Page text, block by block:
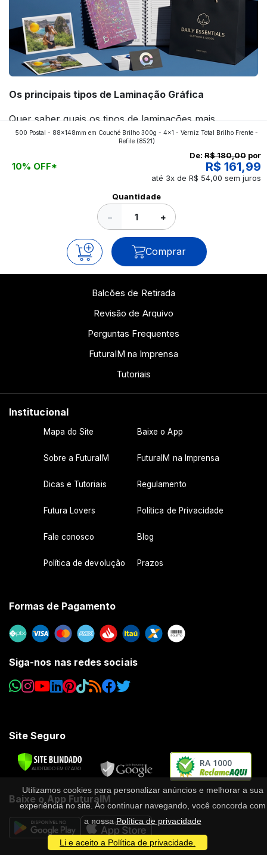
Os principais tipos de Laminação Gráfica
Quer saber quais os tipos de laminações mais
aplicados nos impressos da gráfica FuturaIM? Então,
continue a leitura que vamos revelar para você!
500 Postal - 88x148mm em Couché Brilho 300g - 4x1 - Verniz Total Brilho Frente -
Refile(8521)
10% OFF*
De: R$ 180,00 por
R$ 161,99
até 3x de R$ 54,00 sem juros
Quantidade
− +
Comprar
Balcões de Retirada
Revisão de Arquivo
Perguntas Frequentes
FuturaIM na Imprensa
Tutoriais
Institucional
Mapa do Site Baixe o App
Sobre a FuturaIM FuturaIM na Imprensa
Dicas e Tutoriais Regulamento
Futura Lovers Política de Privacidade
Fale conosco Blog
Política de devolução Prazos
Formas de Pagamento
Siga-nos nas redes sociais
Site Seguro
RA 1000
Baixe o App FuturaIM
Utilizamos cookies para personalizar anúncios e melhorar a sua
experiência no site. Ao continuar navegando, você concorda com
a nossaPolítica de privacidade
Li e aceito a Política de privacidade.